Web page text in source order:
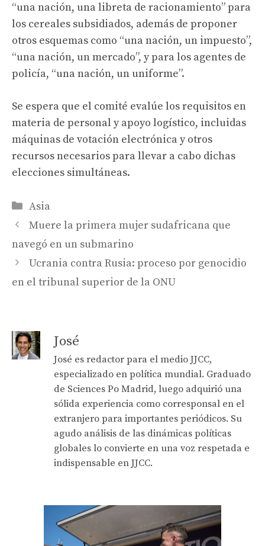
“una nación, una libreta de racionamiento” para
los cereales subsidiados, además de proponer
otros esquemas como “una nación, un impuesto”,
“una nación, un mercado”, y para los agentes de
policía, “una nación, un uniforme”.
Se espera que el comité evalúe los requisitos en
materia de personal y apoyo logístico, incluidas
máquinas de votación electrónica y otros
recursos necesarios para llevar a cabo dichas
elecciones simultáneas.
Categories
Asia
Muere la primera mujer sudafricana que
navegó en un submarino
Ucrania contra Rusia: proceso por genocidio
en el tribunal superior de la ONU
José
José es redactor para el medio JJCC,
especializado en política mundial. Graduado
de Sciences Po Madrid, luego adquirió una
sólida experiencia como corresponsal en el
extranjero para importantes periódicos. Su
agudo análisis de las dinámicas políticas
globales lo convierte en una voz respetada e
indispensable en JJCC.